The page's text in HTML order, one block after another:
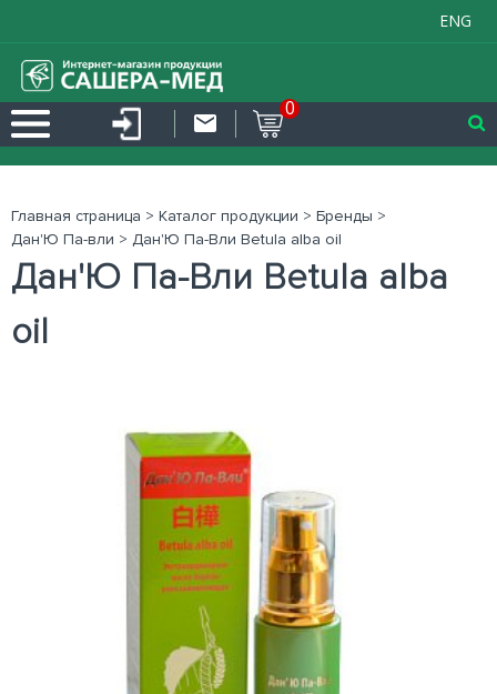
ENG
0
Главная страница > Каталог продукции > Бренды >
Дан'Ю Па-вли > Дан'Ю Па-Вли Betula alba oil
Дан'Ю Па-Вли Betula alba
oil